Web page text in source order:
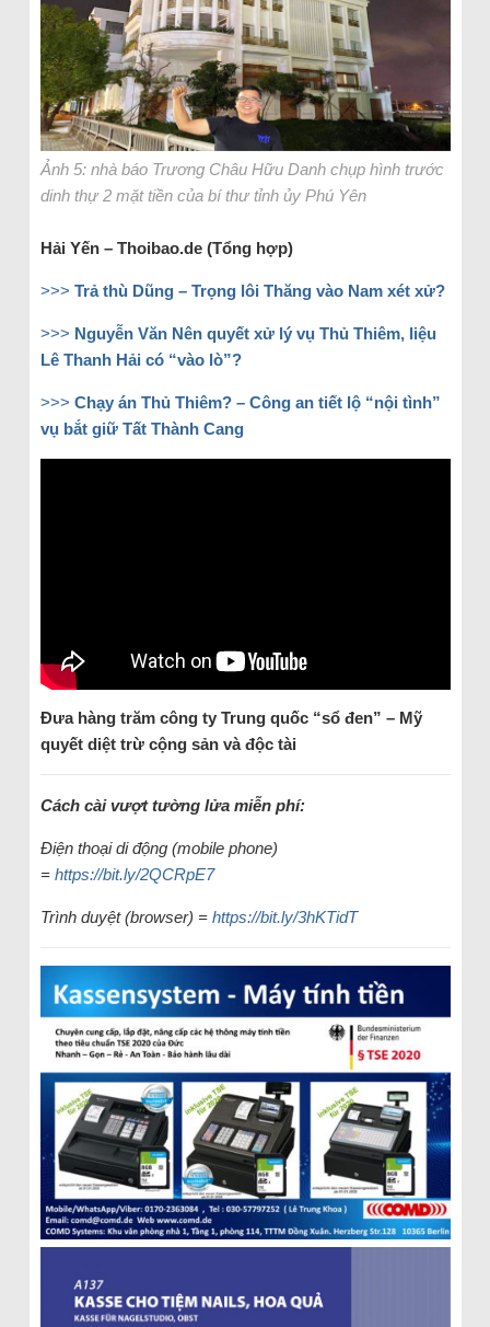
Ảnh 5: nhà báo Trương Châu Hữu Danh chụp hình trước
dinh thự 2 mặt tiền của bí thư tỉnh ủy Phú Yên
Hải Yến – Thoibao.de (Tổng hợp)
>>> Trả thù Dũng – Trọng lôi Thăng vào Nam xét xử?
>>> Nguyễn Văn Nên quyết xử lý vụ Thủ Thiêm, liệu
Lê Thanh Hải có “vào lò”?
>>> Chạy án Thủ Thiêm? – Công an tiết lộ “nội tình”
vụ bắt giữ Tất Thành Cang
Đưa hàng trăm công ty Trung quốc “sổ đen” – Mỹ
quyết diệt trừ cộng sản và độc tài
Cách cài vượt tường lửa miễn phí:
Điện thoại di động (mobile phone)
= https://bit.ly/2QCRpE7
Trình duyệt (browser) = https://bit.ly/3hKTidT